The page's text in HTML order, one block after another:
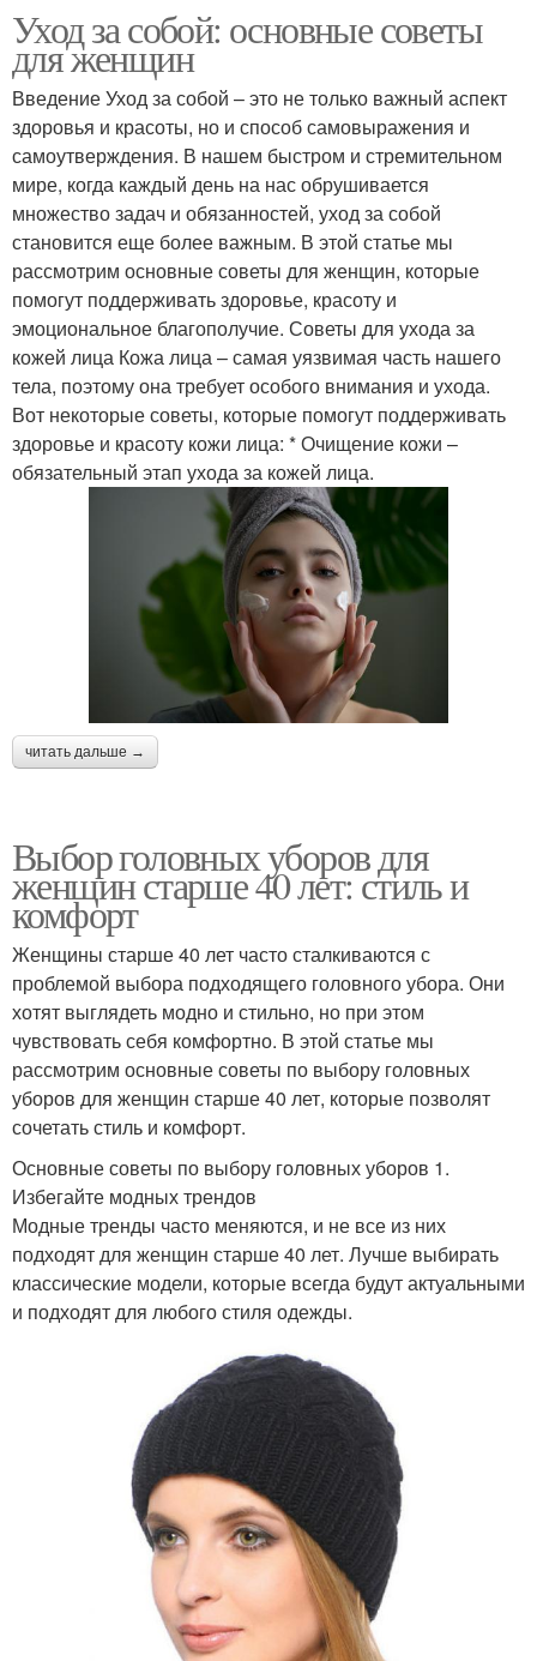
Уход за собой: основные советы
для женщин
Введение Уход за собой – это не только важный аспект
здоровья и красоты, но и способ самовыражения и
самоутверждения. В нашем быстром и стремительном
мире, когда каждый день на нас обрушивается
множество задач и обязанностей, уход за собой
становится еще более важным. В этой статье мы
рассмотрим основные советы для женщин, которые
помогут поддерживать здоровье, красоту и
эмоциональное благополучие. Советы для ухода за
кожей лица Кожа лица – самая уязвимая часть нашего
тела, поэтому она требует особого внимания и ухода.
Вот некоторые советы, которые помогут поддерживать
здоровье и красоту кожи лица: * Очищение кожи –
обязательный этап ухода за кожей лица.
читать дальше →
Выбор головных уборов для
женщин старше 40 лет: стиль и
комфорт
Женщины старше 40 лет часто сталкиваются с
проблемой выбора подходящего головного убора. Они
хотят выглядеть модно и стильно, но при этом
чувствовать себя комфортно. В этой статье мы
рассмотрим основные советы по выбору головных
уборов для женщин старше 40 лет, которые позволят
сочетать стиль и комфорт.
Основные советы по выбору головных уборов 1.
Избегайте модных трендов
Модные тренды часто меняются, и не все из них
подходят для женщин старше 40 лет. Лучше выбирать
классические модели, которые всегда будут актуальными
и подходят для любого стиля одежды.